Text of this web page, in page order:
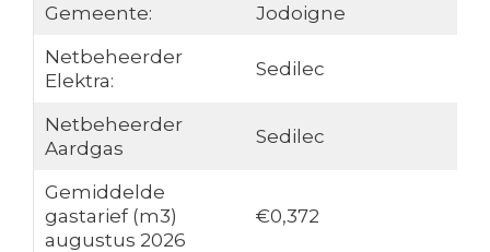
Gemeente:
Jodoigne
Netbeheerder
Elektra:
Sedilec
Netbeheerder
Aardgas
Sedilec
Gemiddelde
gastarief (m3)
augustus 2026
€0,372